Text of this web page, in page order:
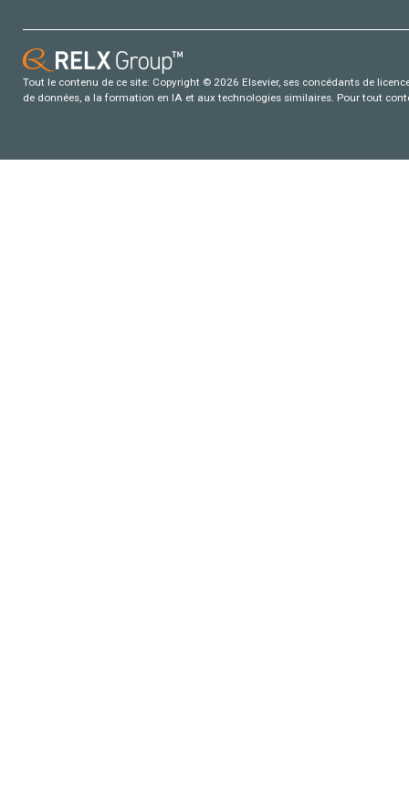
Tout le contenu de ce site: Copyright © 2026 Elsevier, ses concédants de
de données, a la formation en IA et aux technologies similaires. Pour tout